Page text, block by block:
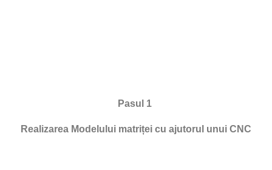
Pasul 1
Realizarea Modelului matriței cu ajutorul unui CNC